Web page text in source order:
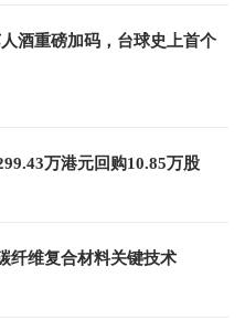
酒重磅加码，台球史上首个
万港元回购10.85万股
纤维复合材料关键技术